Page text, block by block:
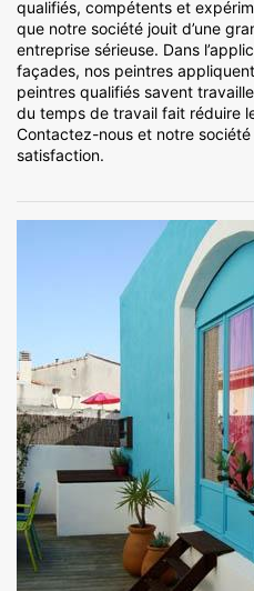
qualifiés, compétents et
que notre société jouit d’une
entreprise sérieuse. Dans
façades, nos peintres
peintres qualifiés savent
du temps de travail fait réduire
Contactez-nous et notre
satisfaction.